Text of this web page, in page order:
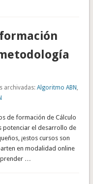
archivadas:Algoritmo ABN
de formación de Cálculo
potenciar el desarrollo de
¡estos cursos son
en modalidad online
…